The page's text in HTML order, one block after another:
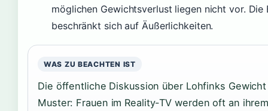
möglichen Gewichtsverlust liegen nicht vor.
beschränkt sich auf Äußerlichkeiten.
WAS ZU BEACHTEN IST
Die öffentliche Diskussion über Lohfinks
Muster: Frauen im Reality-TV werden oft an